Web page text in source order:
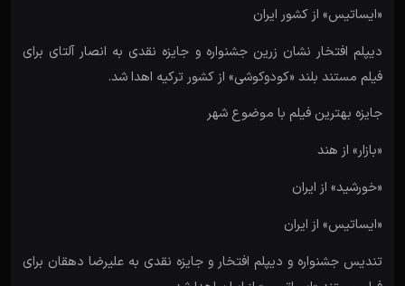
«ایساتیس» از کشور ایران
دیپلم افتخار نشان زرین جشنواره و جایزه نقدی به انصار آلتای برای
فیلم مستند بلند «کودوکوشی» از کشور ترکیه اهدا شد.
جایزه بهترین فیلم با موضوع شهر
«بازار» از هند
«خورشید» از ایران
«ایساتیس» از ایران
تندیس جشنواره و دیپلم افتخار و جایزه نقدی به علیرضا دهقان برای